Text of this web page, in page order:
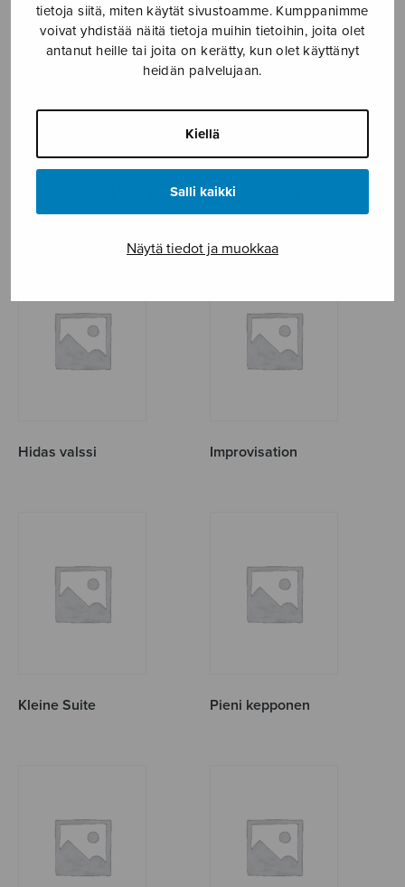
tietoja siitä, miten käytät sivustoamme. Kumppanimme
voivat yhdistää näitä tietoja muihin tietoihin, joita olet
antanut heille tai joita on kerätty, kun olet käyttänyt
heidän palvelujaan.
Kiellä
Salli kaikki
Näytä tiedot ja muokkaa
NÄYTÄ KARTALLA
SIPPOLA LEENA
Hidas valssi Improvisation
Kleine Suite Pieni kepponen